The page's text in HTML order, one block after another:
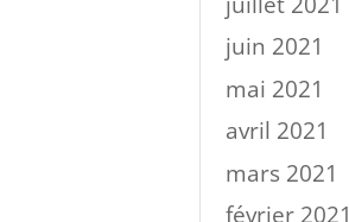
juin 2021
mai 2021
avril 2021
mars 2021
février 2021